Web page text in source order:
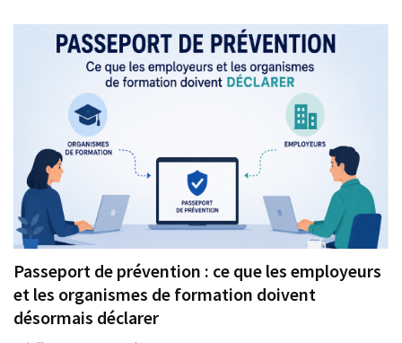
Passeport de prévention : ce que les employeurs
et les organismes de formation doivent
désormais déclarer